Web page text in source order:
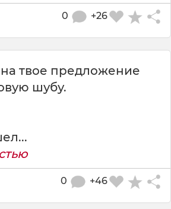
+26
0
твое предложение
шубу.
+46
0